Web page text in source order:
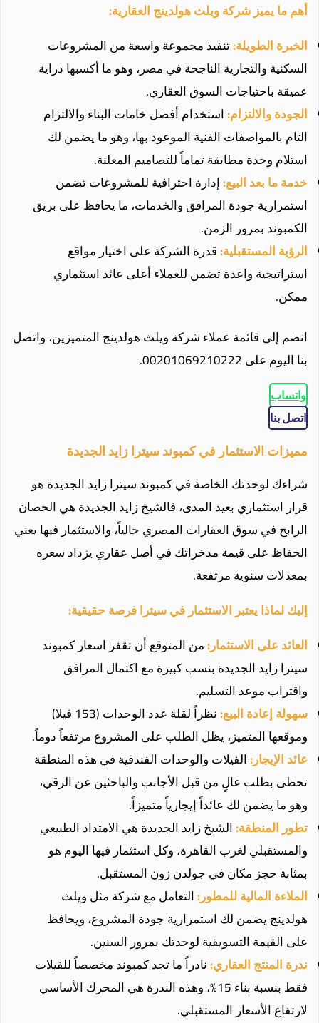
أهم ما يميز شركة ويلث هولدينج العقارية:
الخبرة الطويلة:تنفيذ مجموعة واسعة من المشروعات
السكنية والتجارية الناجحة في مصر، وهو ما أكسبها دراية
عميقة باحتياجات السوق العقاري.
الجودة والالتزام:استخدام أفضل خامات البناء والالتزام
التام بالمواصفات الفنية الموعود بها، وهو ما يضمن لك
استلام وحدة مطابقة تماماً للتصاميم المعلنة.
خدمة ما بعد البيع:إدارة احترافية للمشروعات تضمن
استمرارية جودة المرافق والخدمات، ما يحافظ على بريق
الكمبوند بمرور الزمن.
الرؤية المستقبلية:قدرة الشركة على اختيار مواقع
استراتيجية واعدة تضمن للعملاء أعلى عائد استثماري
ممكن.
انضم إلى قائمة عملاء شركة ويلث هولدينج المتميزين، واتصل
بنا اليوم على 00201069210222.
واتساب
اتصل بنا
مميزات الاستثمار في كمبوند سيترا زايد الجديدة
شراءك لوحدتك الخاصة في كمبوند سيترا زايد الجديدة هو
قرار استثماري بعيد المدى، فالشيخ زايد الجديدة هي الحصان
الرابح في سوق العقارات المصري حالياً، والاستثمار فيها يعني
الحفاظ على قيمة مدخراتك في أصل عقاري يزداد سعره
بمعدلات سنوية مرتفعة.
إليك لماذا يعتبر الاستثمار في سيترا فرصة حقيقية:
العائد على الاستثمار:من المتوقع أن تقفز اسعار كمبوند
سيترا زايد الجديدة بنسب كبيرة مع اكتمال المرافق
واقتراب موعد التسليم.
سهولة إعادة البيع:
نظراً لقلة عدد الوحدات (153 فيلا)
وموقعها المتميز، يظل الطلب على المشروع مرتفعاً دوماً.
عائد الإيجار:الفيلات والوحدات الفندقية في هذه المنطقة
تحظى بطلب عالٍ من قبل الأجانب والباحثين عن الرقي،
وهو ما يضمن لك عائداً إيجارياً متميزاً.
تطور المنطقة:الشيخ زايد الجديدة هي الامتداد الطبيعي
والمستقبلي لغرب القاهرة، وكل استثمار فيها اليوم هو
بمثابة حجز مكان في جولدن زون المستقبل.
الملاءة المالية للمطور:التعامل مع شركة مثل ويلث
هولدينج يضمن لك استمرارية جودة المشروع، ويحافظ
على القيمة التسويقية لوحدتك بمرور السنين.
ندرة المنتج العقاري:نادراً ما تجد كمبوند مخصصاً للفيلات
فقط بنسبة بناء 15%، وهذه الندرة هي المحرك الأساسي
لارتفاع الأسعار المستقبلي.